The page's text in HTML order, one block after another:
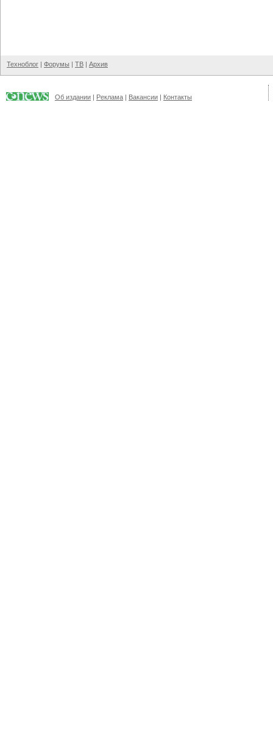
Техноблог | Форумы | ТВ | Архив
Об издании | Реклама | Вакансии | Контакты